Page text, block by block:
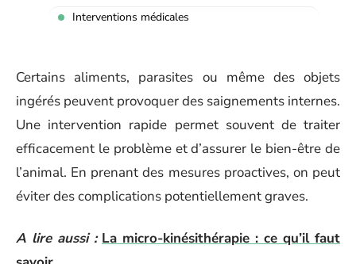
Interventions médicales
Certains aliments, parasites ou même des objets
ingérés peuvent provoquer des saignements internes.
Une intervention rapide permet souvent de traiter
efficacement le problème et d’assurer le bien-être de
l’animal. En prenant des mesures proactives, on peut
éviter des complications potentiellement graves.
A lire aussi : La micro-kinésithérapie : ce qu’il faut